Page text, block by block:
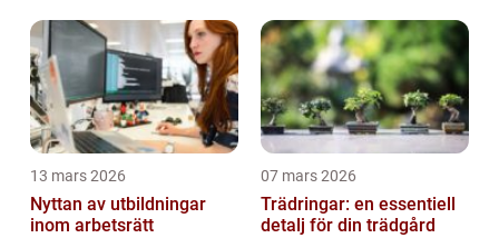
13 mars 2026
Nyttan av utbildningar
inom arbetsrätt
07 mars 2026
Trädringar: en essentiell
detalj för din trädgård